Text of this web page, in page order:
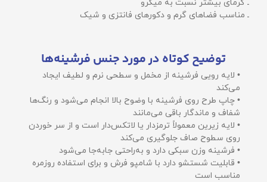
ـ گرمای بیشتر نسبت به میکرو
ـ مناسب فضاهای گرم و دکورهای فانتزی و شیک
توضیح کوتاه در مورد جنس فرشینه‌ها
• لایه رویی فرشینه از مخمل و سطحی نرم و لطیف ایجاد
می‌کند
• چاپ طرح روی فرشینه با وضوح بالا انجام می‌شود و رنگ‌ها
شفاف و ماندگار باقی می‌مانند
• لایه زیرین معمولاً ترمزدار یا لاتکس‌دار است و از سر خوردن
روی سطوح صاف جلوگیری می‌کند
• فرشینه وزن سبکی دارد و به‌راحتی جابه‌جا می‌شود
• قابلیت شستشو دارد با شامپو فرش و برای استفاده روزمره
مناسب است